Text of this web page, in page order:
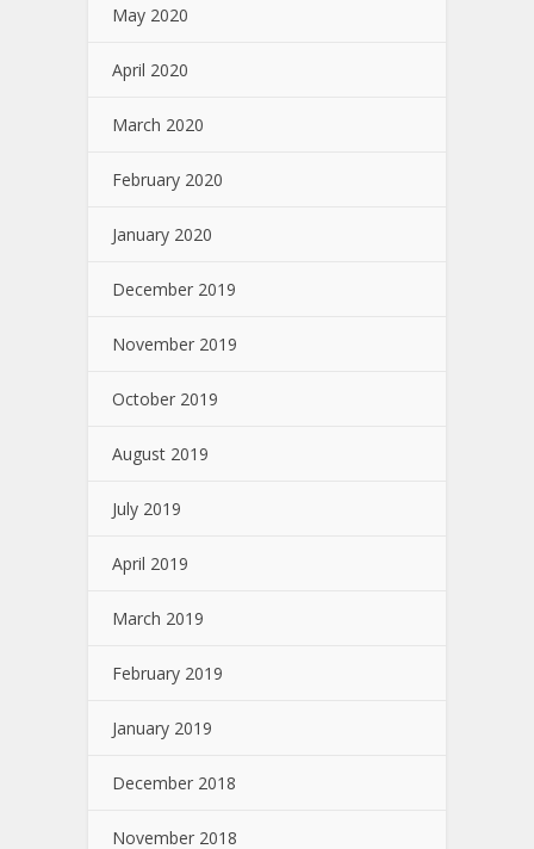
May 2020
April 2020
March 2020
February 2020
January 2020
December 2019
November 2019
October 2019
August 2019
July 2019
April 2019
March 2019
February 2019
January 2019
December 2018
November 2018